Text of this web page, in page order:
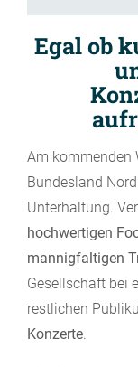
Egal ob
Am kommenden
Bundesland
Unterhaltung.
hochwertigen
mannigfaltigen
Gesellschaft bei
restlichen
Konzerte.